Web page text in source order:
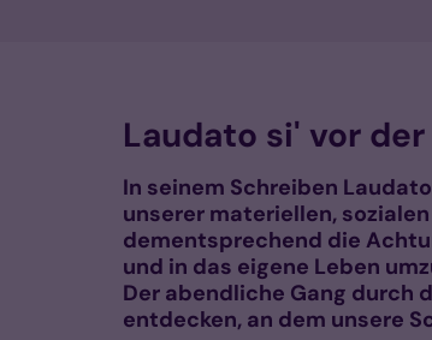
Laudato si' vor
In seinem Schreiben
unserer materiellen,
dementsprechend die
und in das eigene Leben
Der abendliche Gang durch
entdecken, an dem unsere